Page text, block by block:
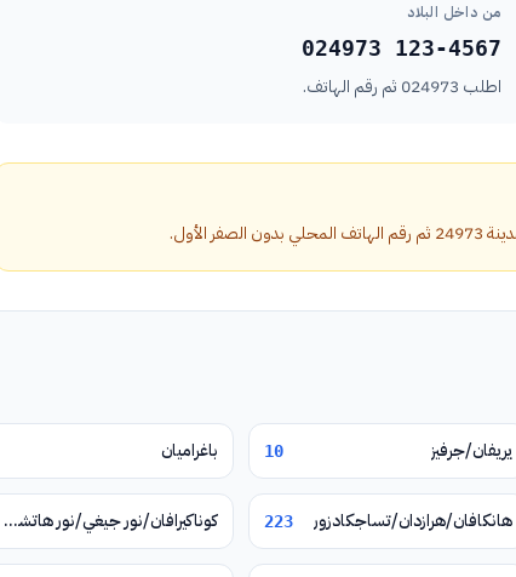
من داخل البلاد
024973 123-4567
اطلب 024973 ثم رقم الهاتف.
يريفان/جرفيز 10 باغراميان
هانكافان/هرازدان/تساجكادزور 223 كوناكيرافان/نور جيغي/نور هاتشن/يغوارد